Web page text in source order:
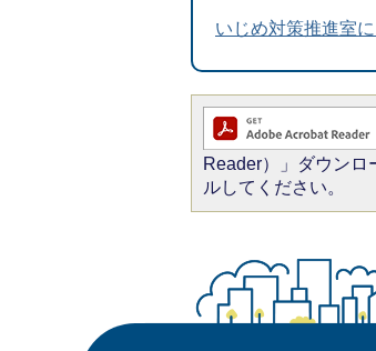
いじめ対策推進室
Reader）」ダウン
ルしてください。